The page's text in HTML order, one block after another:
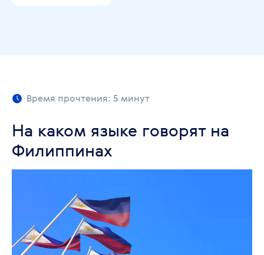
Время прочтения: 5 минут
На каком языке говорят на
Филиппинах